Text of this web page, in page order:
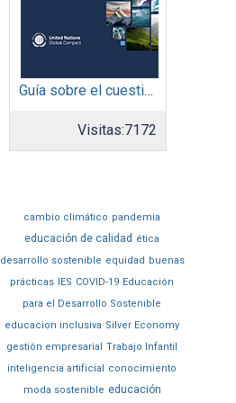
Guía sobre el cuestionario: Comunicación de Progreso
Visitas:7172
cambio climático pandemia
educación de calidad ética
desarrollo sostenible equidad buenas
prácticas IES COVID-19 Educación
para el Desarrollo Sostenible
educacion inclusiva Silver Economy
gestión empresarial Trabajo Infantil
inteligencia artificial conocimiento
moda sostenible educación